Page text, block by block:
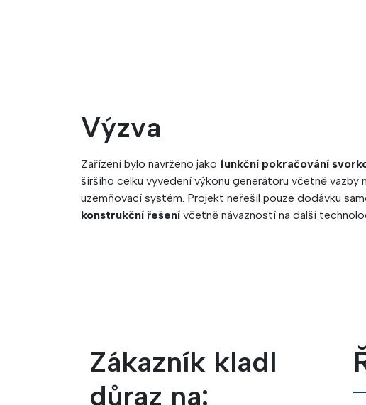
Výzva
Zařízení bylo navrženo jako funkční pokračování
širšího celku vyvedení výkonu generátoru včetně vazby
uzemňovací systém. Projekt neřešil pouze dodávku
konstrukční řešení včetně návazností na další
Zákazník kladl
důraz na: